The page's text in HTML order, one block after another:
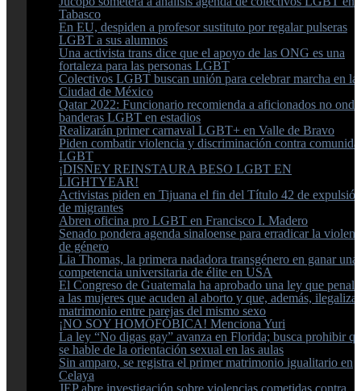
Tabasco
En EU, despiden a profesor sustituto por regalar pulseras
LGBT a sus alumnos
Una activista trans dice que el apoyo de las ONG es una
fortaleza para las personas LGBT
Colectivos LGBT buscan unión para celebrar marcha en la
Ciudad de México
Qatar 2022: Funcionario recomienda a aficionados no
banderas LGBT en estadios
Realizarán primer carnaval LGBT+ en Valle de Bravo
Piden combatir violencia y discriminación contra
LGBT
¡DISNEY REINSTAURA BESO LGBT EN
LIGHTYEAR!
Activistas piden en Tijuana el fin del Título 42 de expulsión
de migrantes
Abren oficina pro LGBT en Francisco I. Madero
Senado pondera agenda sinaloense para erradicar la
de género
Lia Thomas, la primera nadadora transgénero en ganar una
competencia universitaria de élite en USA
El Congreso de Guatemala ha aprobado una ley que
a las mujeres que acuden al aborto y que, además, ilegaliza
matrimonio entre parejas del mismo sexo
¡NO SOY HOMOFÓBICA! Menciona Yuri
La ley “No digas gay” avanza en Florida; busca prohibir
se hable de la orientación sexual en las aulas
Sin amparo, se registra el primer matrimonio igualitario en
Celaya
JEP abre investigación sobre violencias cometidas contra